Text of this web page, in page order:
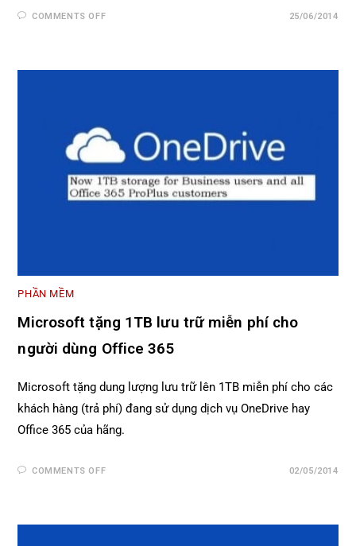
COMMENTS OFF 25/06/2014
PHẦN MỀM
Microsoft tặng 1TB lưu trữ miễn phí cho
người dùng Office 365
Microsoft tặng dung lượng lưu trữ lên 1TB miễn phí cho các
khách hàng (trả phí) đang sử dụng dịch vụ OneDrive hay
Office 365 của hãng.
COMMENTS OFF 02/05/2014